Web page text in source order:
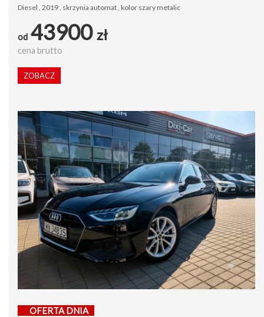
Diesel , 2019 , skrzynia automat , kolor szary metalic
od 43900 zł
cena brutto
ZOBACZ
OFERTA DNIA